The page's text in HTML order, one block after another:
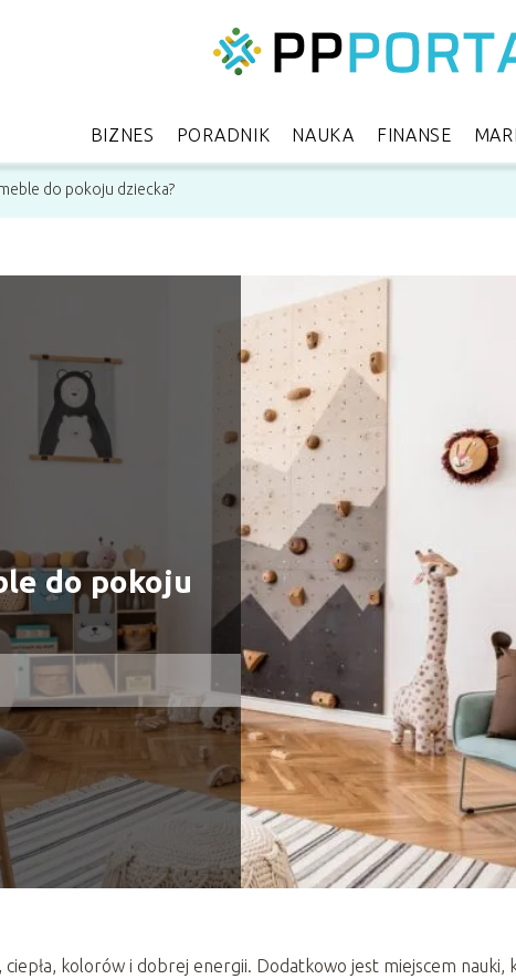
BIZNES PORADNIK NAUKA FINANSE
do pokoju dziecka?
do pokoju
ciepła, kolorów i dobrej energii. Dodatkowo jest miejscem nauki,